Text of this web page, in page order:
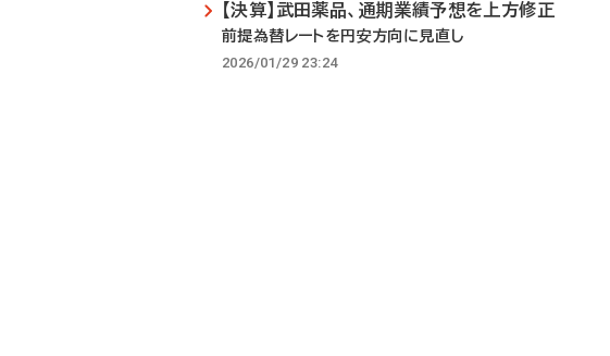
【決算】武田薬品、通期業績予想を上方修正
前提為替レートを円安方向に見直し
2026/01/29 23:24